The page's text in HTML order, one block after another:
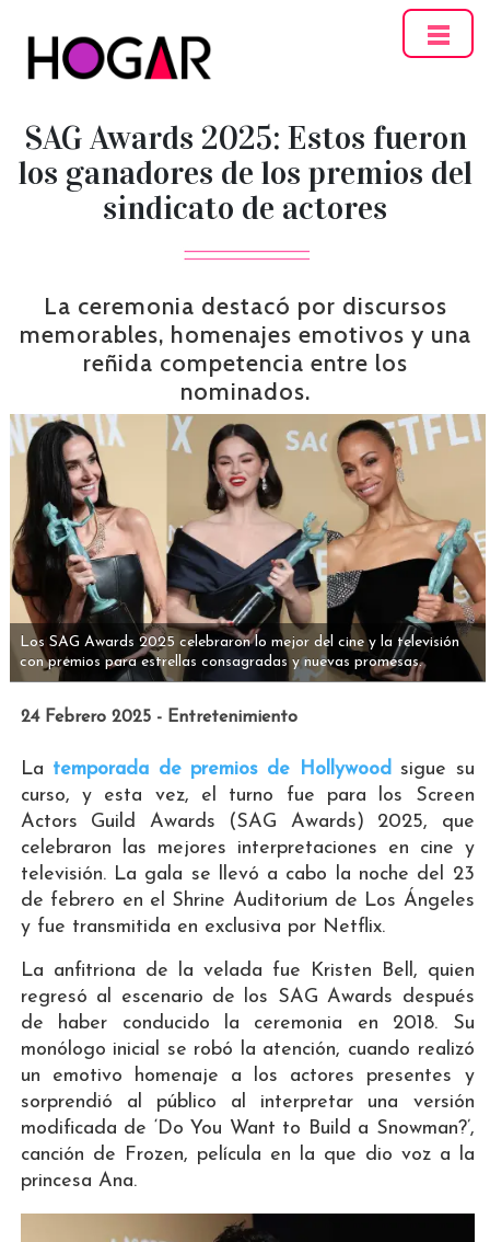
SAG Awards 2025: Estos fueron
los ganadores de los premios del
sindicato de actores
La ceremonia destacó por discursos
memorables, homenajes emotivos y una
reñida competencia entre los
nominados.
Los SAG Awards 2025 celebraron lo mejor del cine y la televisión
con premios para estrellas consagradas y nuevas promesas.
24 Febrero 2025 - Entretenimiento
La temporada de premios de Hollywood sigue su
curso, y esta vez, el turno fue para los Screen
Actors Guild Awards (SAG Awards) 2025, que
celebraron las mejores interpretaciones en cine y
televisión. La gala se llevó a cabo la noche del 23
de febrero en el Shrine Auditorium de Los Ángeles
y fue transmitida en exclusiva por Netflix.
La anfitriona de la velada fue Kristen Bell, quien
regresó al escenario de los SAG Awards después
de haber conducido la ceremonia en 2018. Su
monólogo inicial se robó la atención, cuando realizó
un emotivo homenaje a los actores presentes y
sorprendió al público al interpretar una versión
modificada de ‘Do You Want to Build a Snowman?’,
canción de Frozen, película en la que dio voz a la
princesa Ana.